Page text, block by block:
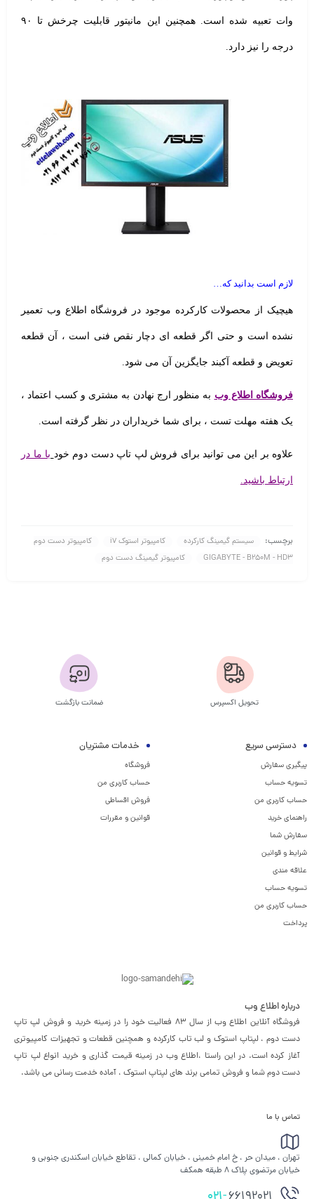
وات تعبیه شده است. همچنین این مانیتور قابلیت چرخش تا ۹۰
درجه را نیز دارد.
لازم است بدانید که…
هیچیک از محصولات کارکرده موجود در فروشگاه اطلاع وب تعمیر
نشده است و حتی اگر قطعه ای دچار نقص فنی است ، آن قطعه
تعویض و قطعه آکبند جایگزین آن می شود.
فروشگاه اطلاع وب به منظور ارج نهادن به مشتری و کسب اعتماد ،
یک هفته مهلت تست ، برای شما خریداران در نظر گرفته است.
علاوه بر این می توانید برای فروش لپ تاپ دست دوم خود با ما در
ارتباط باشید.
برچسب: سیستم گیمینگ کارکرده کامپیوتر استوک i7
کامپیوتر دست دوم
GIGABYTE - B250M - HD3
کامپیوتر گیمینگ دست دوم
تحویل اکسپرس ضمانت بازگشت
دسترسی سریع
پیگیری سفارش
تسویه حساب
حساب کاربری من
راهنمای خرید
سفارش شما
شرایط و قوانین
علاقه مندی
تسویه حساب
حساب کاربری من
پرداخت
خدمات مشتریان
فروشگاه
حساب کاربری من
فروش اقساطی
قوانین و مقررات
درباره اطلاع وب
فروشگاه آنلاین اطلاع وب از سال 83 فعالیت خود را در زمینه خرید و فروش لپ تاپ
دست دوم ، لپتاپ استوک و لب تاب کارکرده و همچنین قطعات و تجهیزات کامپیوتری
آغاز کرده است. در این راستا ،‌اطلاع وب در زمینه قیمت گذاری و خرید انواع لپ تاپ
دست دوم شما و فروش تمامی برند های لپتاپ استوک ، آماده خدمت رسانی می باشد.
تماس با ما
تهران ، میدان حر ، خ امام خمینی ، خیابان کمالی ، تقاطع خیابان اسکندری جنوبی و
خیابان مرتضوی پلاک 8 طبقه همکف